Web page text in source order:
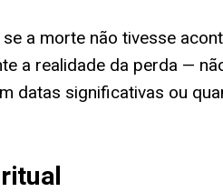
a morte não tivesse
a realidade da perda —
datas significativas ou